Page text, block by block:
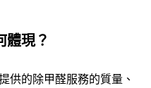
體現？
供的除甲醛服務的質量、